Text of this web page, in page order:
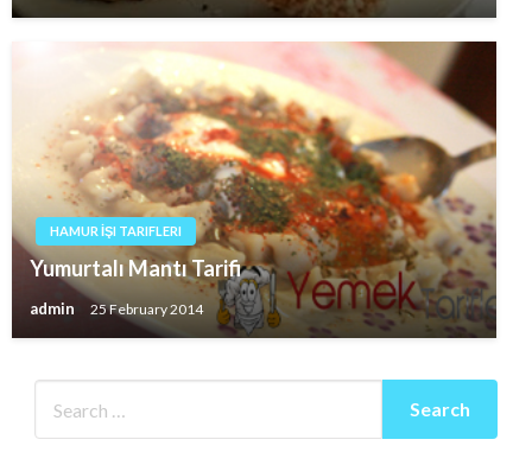
HAMUR İŞI TARIFLERI
Yumurtalı Mantı Tarifi
admin 25 February 2014